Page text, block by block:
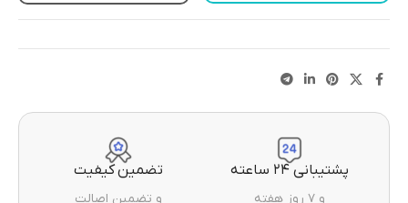
پشتیبانی ۲۴ ساعته
و ۷ روز هفته
تضمین کیفیت
و تضمین اصالت